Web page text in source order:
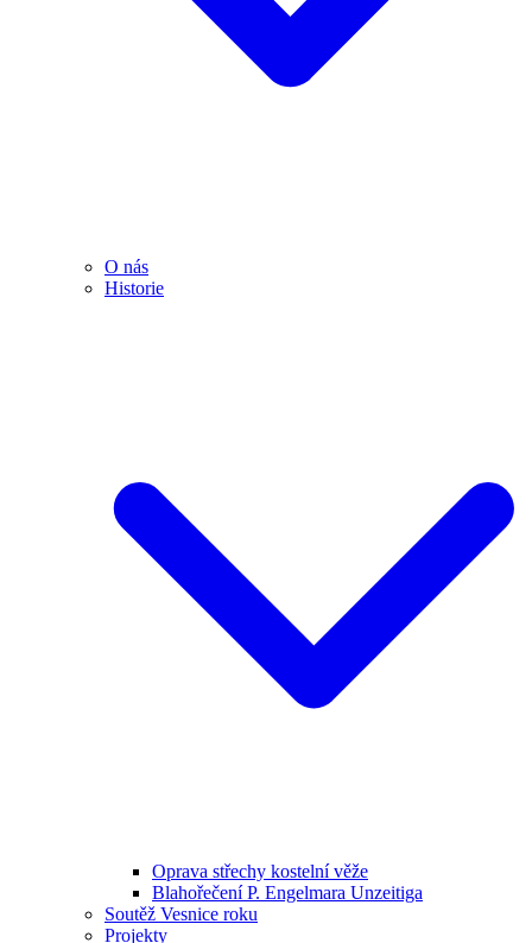
O nás
Historie
Oprava střechy kostelní věže
Blahořečení P. Engelmara Unzeitiga
Soutěž Vesnice roku
Projekty